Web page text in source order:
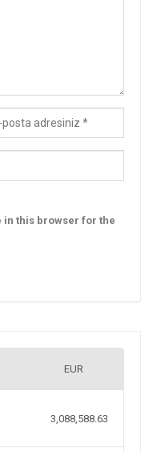
in this browser for the
EUR
3,088,588.63